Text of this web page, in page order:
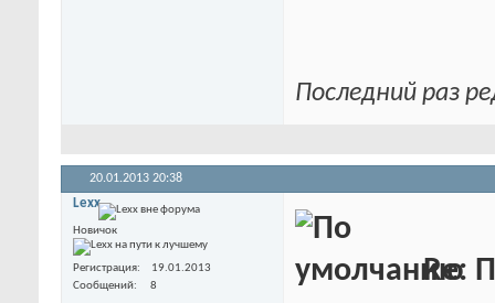
Последний раз
20.01.2013 20:38
Lexx
Новичок
Регистрация
19.01.2013
Сообщений
8
Re: